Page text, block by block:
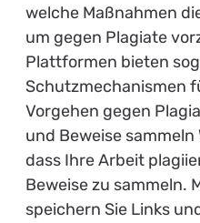
welche Maßnahmen
um gegen Plagiate
Plattformen bieten
Schutzmechanismen
Vorgehen gegen
und Beweise
dass Ihre Arbeit
Beweise zu sammeln.
speichern Sie Links